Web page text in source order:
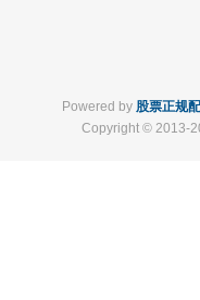
Powered by 股票正规
Copyright © 2013-